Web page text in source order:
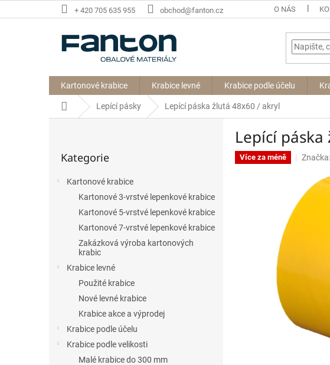
na
+ 420 705 635 955 obchod@fanton.cz O NÁS
Kartonové krabice Krabice levné Krabice podle účelu
Domů Lepící pásky Lepící páska žlutá 48x60 / akryl
kategorie
Kategorie
Kartonové krabice
Kartonové 3-vrstvé lepenkové krabice
Kartonové 5-vrstvé lepenkové krabice
Kartonové 7-vrstvé lepenkové krabice
Zakázková výroba kartonových
krabic
Krabice levné
Použité krabice
Nové levné krabice
Krabice akce a výprodej
Krabice podle účelu
Krabice podle velikosti
Malé krabice do 300 mm
Lepící
Více za méně Značka: